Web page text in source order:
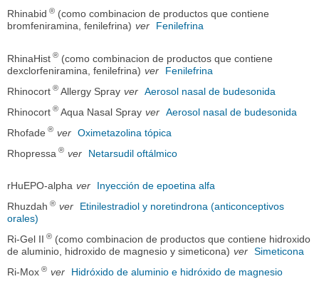
Rhinabid ® (como combinacion de productos que contiene
bromfeniramina, fenilefrina) ver Fenilefrina
RhinaHist ® (como combinacion de productos que contiene
dexclorfeniramina, fenilefrina) ver
Fenilefrina
Rhinocort ® Allergy Spray ver Aerosol nasal de budesonida
Rhinocort ® Aqua Nasal Spray ver Aerosol nasal de budesonida
Rhofade ® ver Oximetazolina tópica
Rhopressa ® ver Netarsudil oftálmico
rHuEPO-alpha ver
Inyección de epoetina alfa
Rhuzdah ® ver
Etinilestradiol y noretindrona (anticonceptivos
orales)
Ri-Gel II ® (como combinacion de productos que contiene hidroxido
de aluminio, hidroxido de magnesio y simeticona) ver Simeticona
Ri-Mox ® ver
Hidróxido de aluminio e hidróxido de magnesio